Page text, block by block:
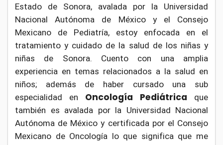
Estado de Sonora, avalada por la Universidad
Nacional Autónoma de México y el Consejo
Mexicano de Pediatría, estoy enfocada en el
tratamiento y cuidado de la salud de los niñas y
niñas de Sonora. Cuento con una amplia
experiencia en temas relacionados a la salud en
niños; además de haber cursado una sub
especialidad en Oncología Pediátrica que
también es avalada por la Universidad Nacional
Autónoma de México y certificada por el Consejo
Mexicano de Oncología lo que significa que me